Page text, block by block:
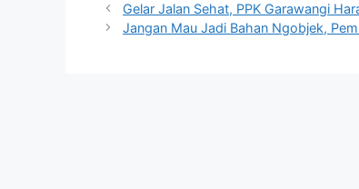
Gelar Jalan Sehat, PPK Garawangi
Jangan Mau Jadi Bahan Ngobjek,